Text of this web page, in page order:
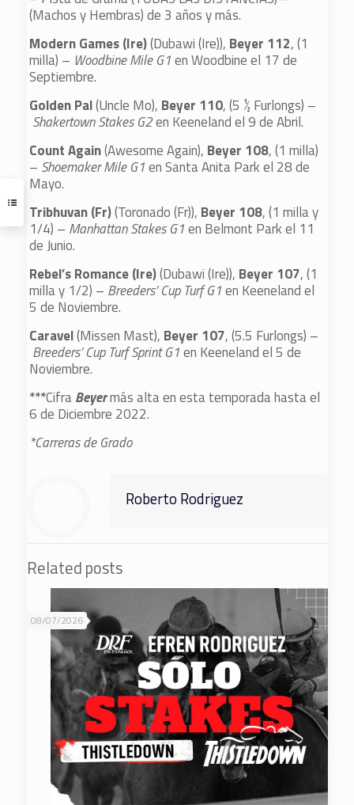
(Machos y Hembras) de 3 años y más.
Modern Games (Ire)(Dubawi (Ire)), Beyer 112, (1
milla) – Woodbine Mile G1en Woodbine el 17 de
Septiembre.
Golden Pal(Uncle Mo), Beyer 110, (5 ½ Furlongs) –
Shakertown Stakes G2en Keeneland el 9 de Abril.
Count Again(Awesome Again), Beyer 108, (1 milla)
– Shoemaker Mile G1en Santa Anita Park el 28 de
Mayo.
Tribhuvan (Fr)(Toronado (Fr)), Beyer 108, (1 milla y
1/4) – Manhattan Stakes G1en Belmont Park el 11
de Junio.
Rebel’s Romance (Ire)(Dubawi (Ire)), Beyer 107, (1
milla y 1/2) – Breeders’ Cup Turf G1en Keeneland el
5 de Noviembre.
Caravel(Missen Mast), Beyer 107, (5.5 Furlongs) –
Breeders’ Cup Turf Sprint G1en Keeneland el 5 de
Noviembre.
***CifraBeyermás alta en esta temporada hasta el
6 de Diciembre 2022.
*Carreras de Grado
Roberto Rodriguez
Related posts
08/07/2026